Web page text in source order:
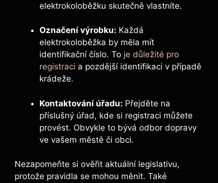
elektrokoloběžku skutečně vlastníte.
Označení výrobku: Každá
elektrokoloběžka by měla mít
identifikační číslo. To je důležité pro
registraci a pozdější identifikaci v případě
krádeže.
Kontaktování úřadu: Přejděte na
příslušný úřad, kde si registraci můžete
provést. Obvykle to bývá odbor dopravy
ve vašem městě či obci.
Nezapomeňte si ověřit aktuální legislativu,
protože pravidla se mohou měnit. Také